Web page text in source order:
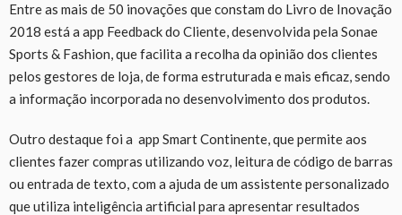
Entre as mais de 50 inovações que constam do Livro de Inovação
2018 está a app Feedback do Cliente, desenvolvida pela Sonae
Sports & Fashion, que facilita a recolha da opinião dos clientes
pelos gestores de loja, de forma estruturada e mais eficaz, sendo
a informação incorporada no desenvolvimento dos produtos.
Outro destaque foi a app Smart Continente, que permite aos
clientes fazer compras utilizando voz, leitura de código de barras
ou entrada de texto, com a ajuda de um assistente personalizado
que utiliza inteligência artificial para apresentar resultados